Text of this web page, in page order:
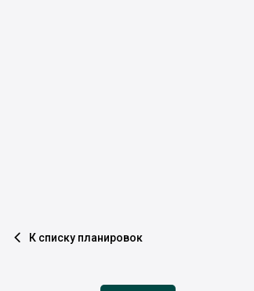
 К списку планировок